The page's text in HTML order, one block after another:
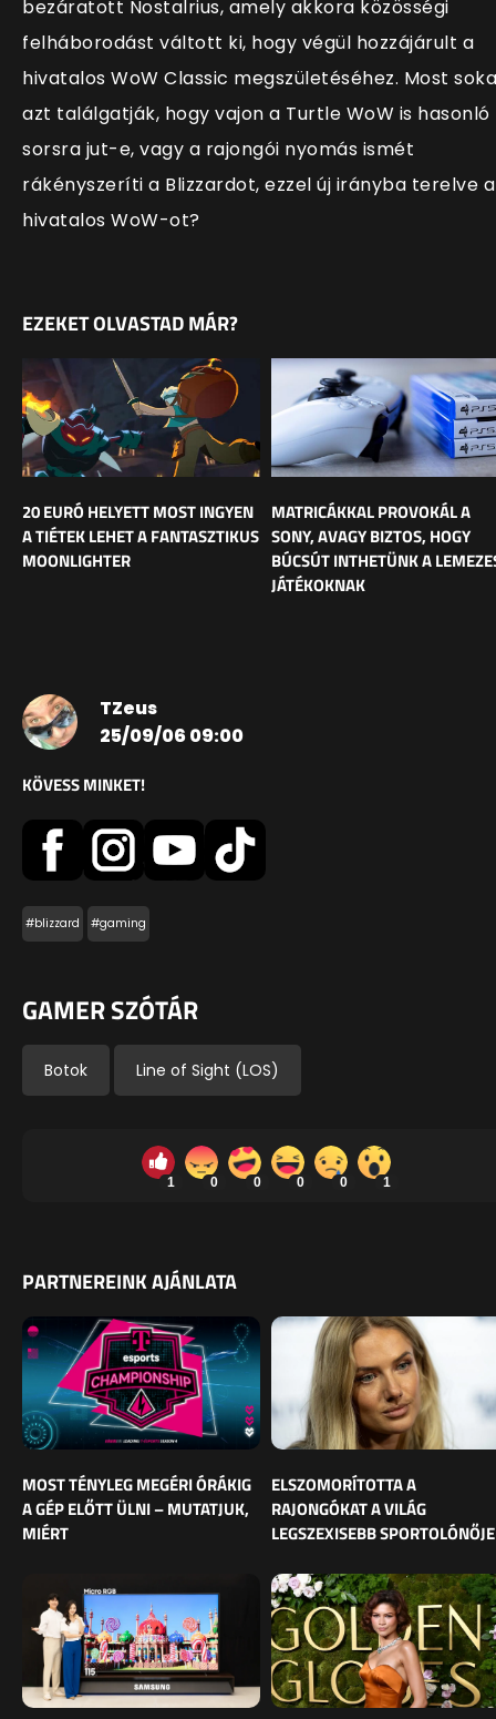
bezáratott Nostalrius, amely akkora közösségi
felháborodást váltott ki, hogy végül hozzájárult a
hivatalos WoW Classic megszületéséhez. Most
azt találgatják, hogy vajon a Turtle WoW is hasonló
sorsra jut-e, vagy a rajongói nyomás ismét
rákényszeríti a Blizzardot, ezzel új irányba terelve a
hivatalos WoW-ot?
EZEKET OLVASTAD MÁR?
20 EURÓ HELYETT MOST INGYEN
A TIÉTEK LEHET A FANTASZTIKUS
MOONLIGHTER
MATRICÁKKAL PROVOKÁL A
SONY, AVAGY BIZTOS, HOGY
BÚCSÚT INTHETÜNK A
JÁTÉKOKNAK
TZeus
25/09/06 09:00
KÖVESS MINKET!
#blizzard #gaming
GAMER SZÓTÁR
Botok Line of Sight (LOS)
1 0 0 0 0 1
PARTNEREINK AJÁNLATA
MOST TÉNYLEG MEGÉRI ÓRÁKIG
A GÉP ELŐTT ÜLNI – MUTATJUK,
MIÉRT
ELSZOMORÍTOTTA A
RAJONGÓKAT A VILÁG
LEGSZEXISEBB SPORTOLÓNŐJE